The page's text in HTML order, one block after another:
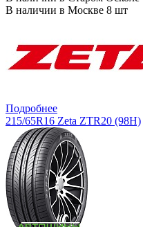
В наличии в Москве 8 шт
Подробнее
215/65R16 Zeta ZTR20 (98H)